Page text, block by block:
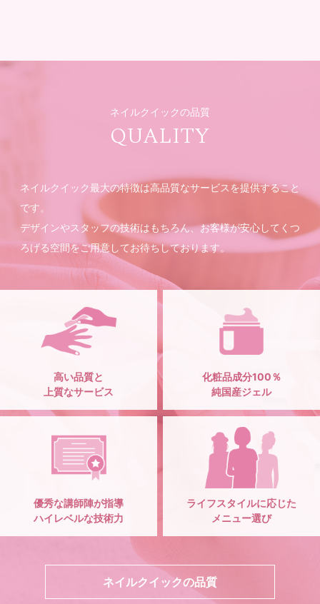
ネイルクイックの品質
QUALITY
ネイルクイック最大の特徴は高品質なサービスを提供すること
です。
デザインやスタッフの技術はもちろん、お客様が安心してくつ
ろげる空間をご用意してお待ちしております。
高い品質と
上質なサービス
化粧品成分100％
純国産ジェル
優秀な講師陣が指導
ハイレベルな技術力
ライフスタイルに応じた
メニュー選び
ネイルクイックの品質